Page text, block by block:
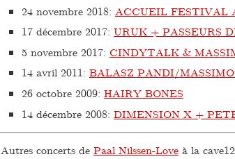
24 novembre 2018: ACCUEIL FESTIVAL
17 décembre 2017: URUK + PASSEURS
5 novembre 2017: CINDYTALK &
14 avril 2011: BALASZ PANDI/
26 octobre 2009: HAIRY BONES
14 décembre 2008: DIMENSION X +
Autres concerts de Paal Nilssen-Love à la